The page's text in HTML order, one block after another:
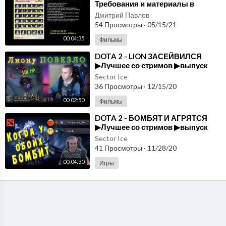
00:04:35
Требования и материалы в
плакатах и на видео. kfvideo.ru
Дмитрий Павлов
54 Просмотры · 05/15/21
Фильмы
00:02:50
⁣DOTA 2 - LION ЗАСЕЙВИЛСЯ
▶Лучшее со стримов ▶выпуск
#16
Sector Ice
36 Просмотры · 12/15/20
Фильмы
00:04:30
⁣DOTA 2 - БОМБЯТ И АГРЯТСЯ
▶Лучшее со стримов ▶выпуск
#15
Sector Ice
41 Просмотры · 11/28/20
Игры